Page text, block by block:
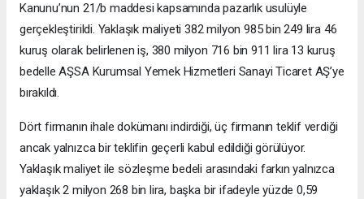
Kanunu’nun 21/b maddesi kapsamında pazarlık usulüyle
gerçekleştirildi. Yaklaşık maliyeti 382 milyon 985 bin 249 lira 46
kuruş olarak belirlenen iş, 380 milyon 716 bin 911 lira 13 kuruş
bedelle AŞSA Kurumsal Yemek Hizmetleri Sanayi Ticaret AŞ’ye
bırakıldı.
Dört firmanın ihale dokümanı indirdiği, üç firmanın teklif verdiği
ancak yalnızca bir teklifin geçerli kabul edildiği görülüyor.
Yaklaşık maliyet ile sözleşme bedeli arasındaki farkın yalnızca
yaklaşık 2 milyon 268 bin lira, başka bir ifadeyle yüzde 0,59